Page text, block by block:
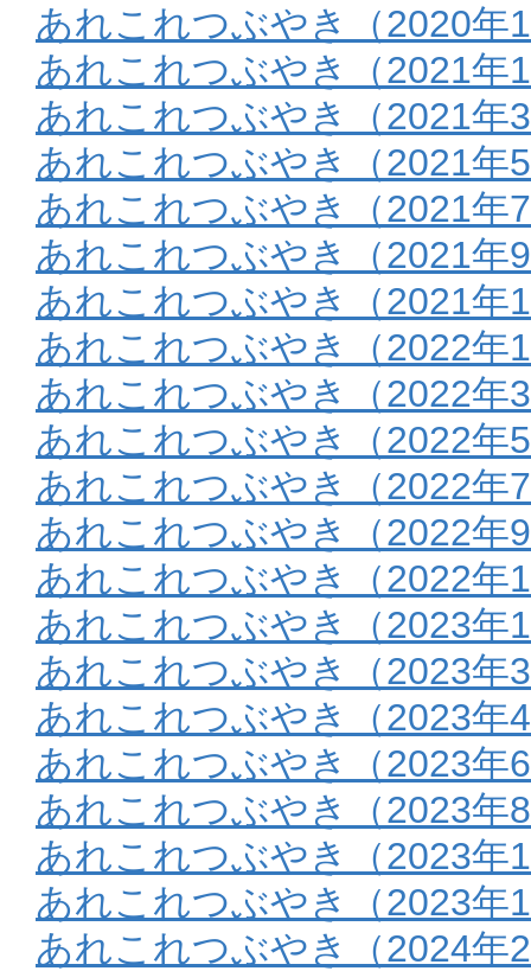
あれこれつぶやき（2020年
あれこれつぶやき（2021年
あれこれつぶやき（2021年
あれこれつぶやき（2021年
あれこれつぶやき（2021年
あれこれつぶやき（2021年
あれこれつぶやき（2021年
あれこれつぶやき（2022年
あれこれつぶやき（2022年
あれこれつぶやき（2022年
あれこれつぶやき（2022年
あれこれつぶやき（2022年
あれこれつぶやき（2022年
あれこれつぶやき（2023年
あれこれつぶやき（2023年
あれこれつぶやき（2023年
あれこれつぶやき（2023年
あれこれつぶやき（2023年
あれこれつぶやき（2023年
あれこれつぶやき（2023年
あれこれつぶやき（2024年